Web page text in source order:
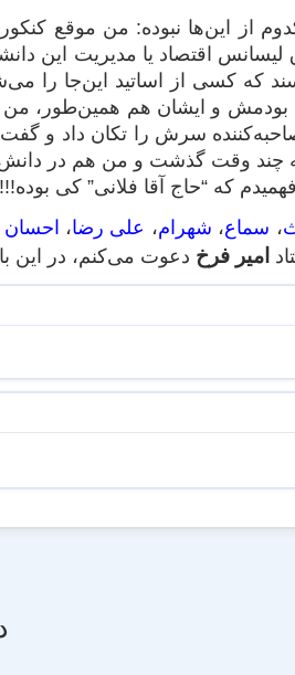
از این‌ها نبوده: من موقع
اقتصاد یا مدیریت این
که کسی از اساتید این‌جا را
بودمش و ایشان هم همین‌طور، من
سرش را تکان داد و
وقت گذشت و من هم در
که “حاج آقا فلانی” کی بوده!!!
، سماع، شهرام، علی رضا، احسان
امیر فرخ دعوت می‌کنم، در این